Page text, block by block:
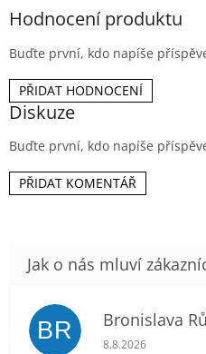
Hodnocení produktu
Buďte první, kdo napíše
PŘIDAT HODNOCENÍ
Diskuze
Buďte první, kdo napíše
PŘIDAT KOMENTÁŘ
BR Bronislava
Hodnocení
8.8.2026